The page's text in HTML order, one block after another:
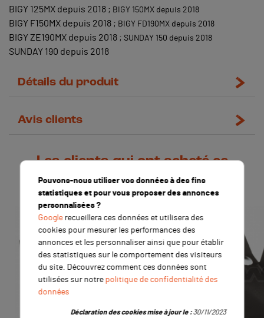
BIGY 125MX depuis 2018 ; BIGY 150MX depuis 2018
BIGY F150MX depuis 2018 ; BIGY FD190MX depuis 2018
BIGY ZE190MX depuis 2018 ; SUNDAY 150 depuis 2018
SUNDAY 190 depuis 2018
Détails du produit
Avis clients
Les clients qui ont acheté ce
produit ont également acheté :
Pouvons-nous utiliser vos données à des fins
statistiques et pour vous proposer des annonces
personnalisées ?
Googlerecueillera ces données et utilisera des
cookies pour mesurer les performances des
annonces et les personnaliser ainsi que pour établir
des statistiques sur le comportement des visiteurs
du site. Découvrez comment ces données sont
utilisées sur notre politique de confidentialité des
données
Déclaration des cookies mise à jour le :30/11/2023